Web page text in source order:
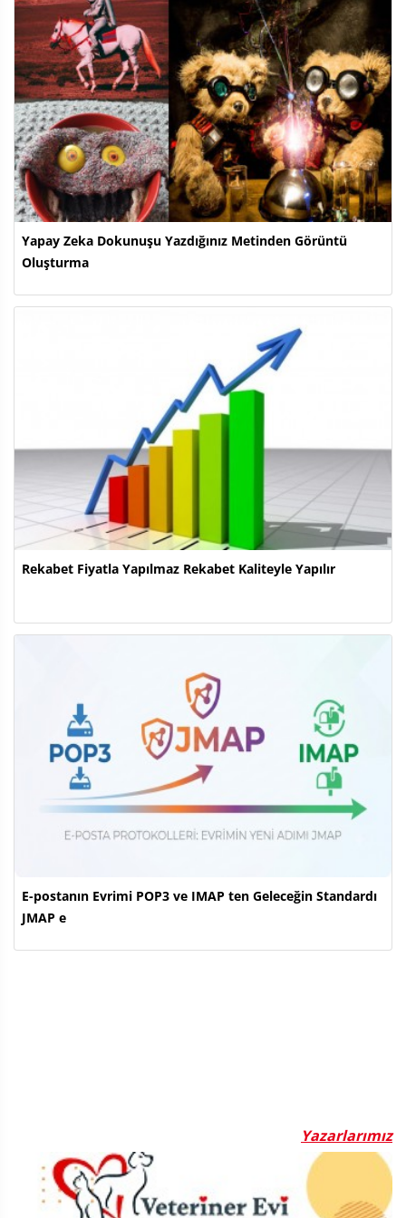
Yapay Zeka Dokunuşu Yazdığınız Metinden Görüntü
Oluşturma
Rekabet Fiyatla Yapılmaz Rekabet Kaliteyle Yapılır
E-postanın Evrimi POP3 ve IMAP ten Geleceğin Standardı
JMAP e
Yazarlarımız